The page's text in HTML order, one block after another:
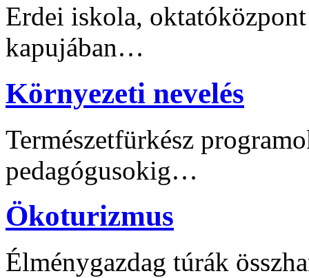
Erdei iskola,
kapujában…
Környezeti nevelés
Természetfürkész
pedagógusokig…
Ökoturizmus
Élménygazdag túrák